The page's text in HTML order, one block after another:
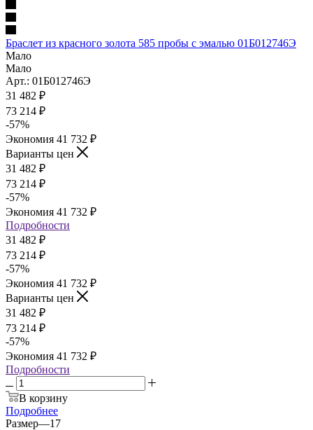
Браслет из красного золота 585 пробы с эмалью 01Б012746Э
Мало
Мало
Арт.: 01Б012746Э
31 482 ₽
73 214 ₽
-57%
Экономия 41 732 ₽
Варианты цен
31 482 ₽
73 214 ₽
-57%
Экономия 41 732 ₽
Подробности
31 482 ₽
73 214 ₽
-57%
Экономия 41 732 ₽
Варианты цен
31 482 ₽
73 214 ₽
-57%
Экономия 41 732 ₽
Подробности
В корзину
Подробнее
Размер—17